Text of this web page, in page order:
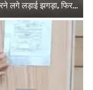
लगे लड़ाई झगड़ा, फिर…